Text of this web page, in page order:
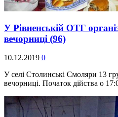
У Рівненській ОТГ
вечорниці (96)
10.12.2019 0
У селі Столинські Смоляри 13
вечорниці. Початок дійства о